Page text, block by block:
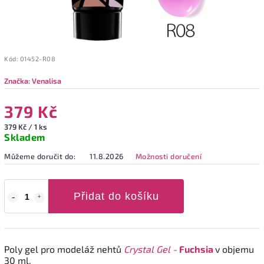
Kód: 01452-R08
Značka:Venalisa
379 Kč
379 Kč / 1 ks
Skladem
Můžeme doručit do: 11.8.2026 Možnosti doručení
Přidat do košíku
Poly gel pro modeláž nehtů Crystal Gel - Fuchsiav objemu
30 ml.